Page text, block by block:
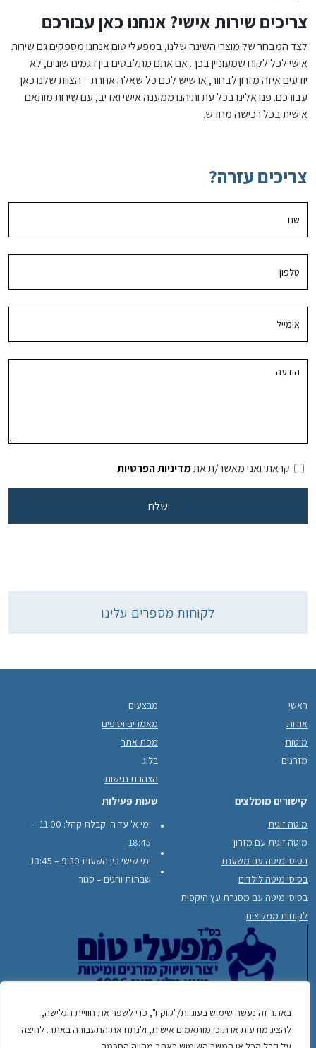
באתר זה נעשה שימוש בעוגיות/"קוקיז", כדי לשפר את חוויית הגלישה,
להציג מודעות או תוכן מותאמים אישית, ולנתח את התעבורה באתר. לחיצה
צריכים שירות אישי? אנחנו כאן עבורכם
לצד המבחר של מוצרי השינה שלנו, במפעלי טום אנחנו מספקים גם שירות
אישי לכל לקוח שמעוניין בכך. אם אתם מתלבטים בין דגמים שונים, לא
יודעים איזה מזרון לבחור, או שיש לכם כל שאלה אחרת – הצוות שלנו כאן
עבורכם. פנו אלינו בכל עת ותיהנו ממענה אישי ואדיב, עם שירות מותאם
אישית בכל רכישה מחדש.
צריכים עזרה?
קראתי ואני מאשר/ת אתמדיניות הפרטיות
לקוחות מספרים עלינו
ראשי
אודות
מיטות
מזרנים
מבצעים
מאמרים וטיפים
מפת אתר
בלוג
הצהרת נגישות
קישורים מומלצים
מיטה זוגית
מיטה זוגית עם מזרון
בסיסי מיטה עם משענת
בסיסי מיטה לילדים
בסיסי מיטה עם מסגרת עץ היקפית
לקוחות ממליצים
שעות פעילות
ימי א' עד ה' קבלת קהל: 11:00 –
18:45
ימי שישי בין השעות 9:30 – 13:45
שבתות וחגים – סגור
כתובתינו: יוחנן הסנדלר 22, כפר סבא לפרטים והזמנות:
050-
7432484משלוחים מגדרה עד חדרה